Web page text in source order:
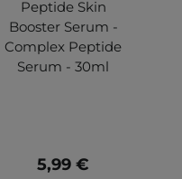
Peptide Skin
Booster Serum -
Complex Peptide
Serum - 30ml
5,99 €